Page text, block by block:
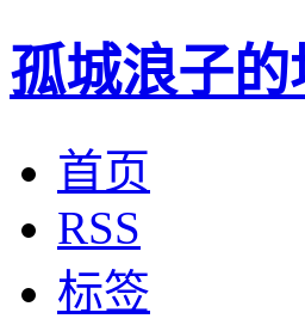
孤城浪子的
首页
RSS
标签